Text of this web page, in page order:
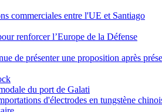
commerciales entre l'UE et Santiago
renforcer l’Europe de la Défense
de présenter une proposition après
du port de Galati
d'électrodes en tungstène